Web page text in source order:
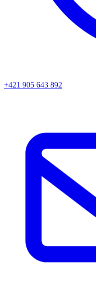
+421 905 643 892